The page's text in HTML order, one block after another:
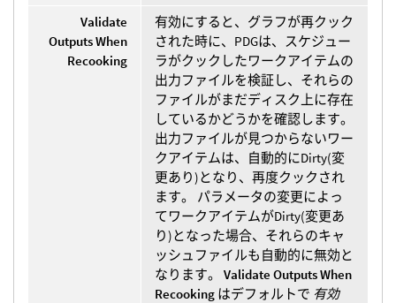
Validate
Outputs When
Recooking
有効にすると、グラフが再クック
された時に、PDGは、スケジュー
ラがクックしたワークアイテムの
出力ファイルを検証し、それらの
ファイルがまだディスク上に存在
しているかどうかを確認します。
出力ファイルが見つからないワー
クアイテムは、自動的にDirty(変
更あり)となり、再度クックされ
ます。 パラメータの変更によっ
てワークアイテムがDirty(変更あ
り)となった場合、それらのキャ
ッシュファイルも自動的に無効と
なります。 Validate Outputs When
Recooking はデフォルトで 有効